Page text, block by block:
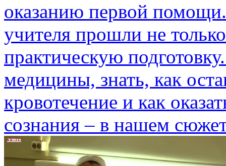
оказанию первой
учителя прошли не
практическую
медицины, знать, как
кровотечение и как
сознания – в нашем